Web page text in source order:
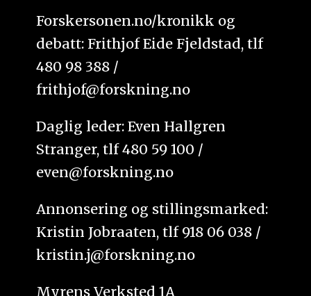
Forskersonen.no/kronikk og
debatt: Frithjof Eide Fjeldstad, tlf
480 98 388 /
frithjof@forskning.no
Daglig leder: Even Hallgren
Stranger, tlf 480 59 100 /
even@forskning.no
Annonsering og stillingsmarked:
Kristin Jobraaten, tlf 918 06 038 /
kristin.j@forskning.no
Myrens Verksted 1A